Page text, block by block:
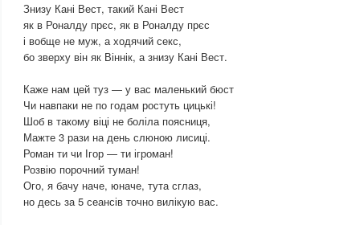
Знизу Кані Вест, такий Кані Вест
як в Роналду прєс, як в Роналду прєс
і вобще не муж, а ходячий секс,
бо зверху він як Віннік, а знизу Кані Вест.
Каже нам цей туз — у вас маленький бюст
Чи навпаки не по годам ростуть цицькі!
Шоб в такому віці не боліла поясниця,
Мажте 3 рази на день слюною лисиці.
Роман ти чи Ігор — ти ігроман!
Розвію порочний туман!
Ого, я бачу наче, юначе, тута сглаз,
но десь за 5 сеансів точно вилікую вас.